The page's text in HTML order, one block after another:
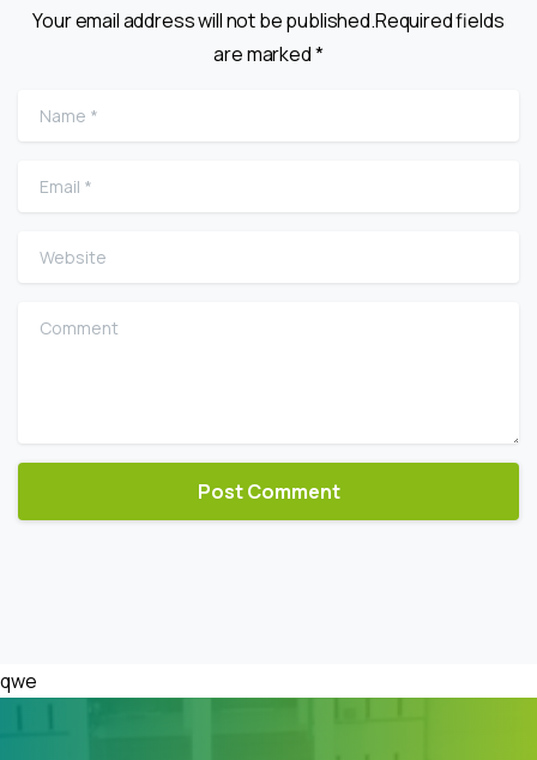
Your email address will not be published.Required fields
are marked *
Name
Email
Website
Comment
qwe